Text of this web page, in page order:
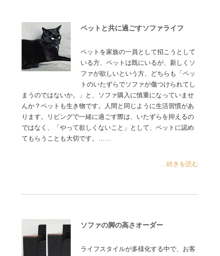
ペットと共に過ごすソファライフ
ペットを家族の一員として招こうとして
いる方、ペットは既にいるが、新しくソ
ファが欲しいという方、どちらも「ペッ
トのいたずらでソファが傷つけられてし
まうのではないか。」と、ソファ購入に慎重になっていませ
んか？ペットも生き物です。人間と同じように生活習慣があ
ります。リビングで一緒に過ごす際は、いたずらを抑えるの
ではなく、「やって欲しくないこと」として、ペットに認め
てもらうことも大切です。……
...続きを読む
ソファの脚の高さオーダー
ライフスタイルが多様化する中で、お客